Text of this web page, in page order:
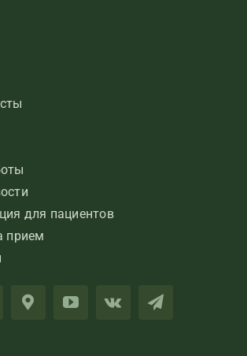
для пациентов
прием